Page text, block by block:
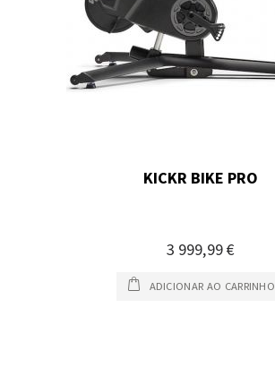
KICKR BIKE PRO
3 999,99 €
ADICIONAR AO CARRINHO